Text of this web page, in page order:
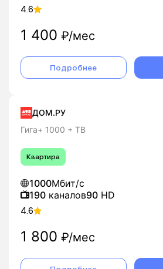
4.6
1 400 ₽/мес
Подробнее
ДОМ.РУ
Гига+ 1000 + ТВ
Квартира
1000Мбит/с
190 каналов90 HD
4.6
1 800 ₽/мес